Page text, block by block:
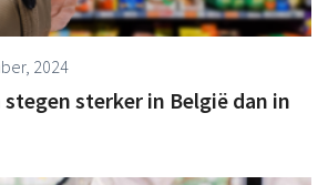
2024
sterker in België dan in